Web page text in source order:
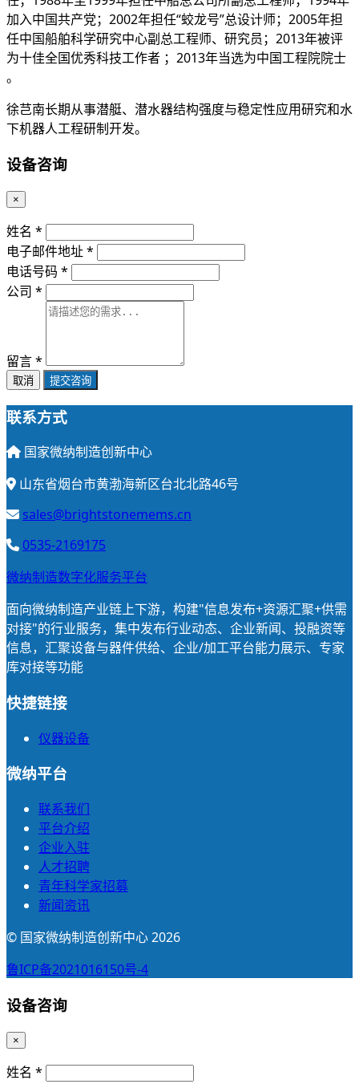
加入中国共产党；2002年担任“蛟龙号”总设计师；2005年担
任中国船舶科学研究中心副总工程师、研究员；2013年被评
为十佳全国优秀科技工作者 ；2013年当选为中国工程院院士
。
徐芑南长期从事潜艇、潜水器结构强度与稳定性应用研究和水
下机器人工程研制开发。
设备咨询
×
姓名 *
电子邮件地址 *
电话号码 *
公司 *
留言 *
取消 提交咨询
联系方式
国家微纳制造创新中心
山东省烟台市黄渤海新区台北北路46号
sales@brightstonemems.cn
0535-2169175
微纳制造数字化服务平台
面向微纳制造产业链上下游，构建"信息发布+资源汇聚+供需
对接"的行业服务，集中发布行业动态、企业新闻、投融资等
信息，汇聚设备与器件供给、企业/加工平台能力展示、专家
库对接等功能
快捷链接
仪器设备
微纳平台
联系我们
平台介绍
企业入驻
人才招聘
青年科学家招募
新闻资讯
© 国家微纳制造创新中心 2026
鲁ICP备2021016150号-4
设备咨询
×
姓名 *